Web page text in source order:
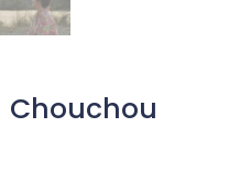
Chouchou